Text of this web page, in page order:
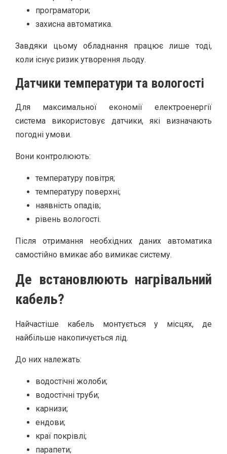
програматори;
захисна автоматика.
Завдяки цьому обладнання працює лише тоді,
коли існує ризик утворення льоду.
Датчики температури та вологості
Для максимальної економії електроенергії
система використовує датчики, які визначають
погодні умови.
Вони контролюють:
температуру повітря;
температуру поверхні;
наявність опадів;
рівень вологості.
Після отримання необхідних даних автоматика
самостійно вмикає або вимикає систему.
Де встановлюють нагрівальний
кабель?
Найчастіше кабель монтується у місцях, де
найбільше накопичується лід.
До них належать:
водостічні жолоби;
водостічні труби;
карнизи;
ендови;
краї покрівлі;
парапети;